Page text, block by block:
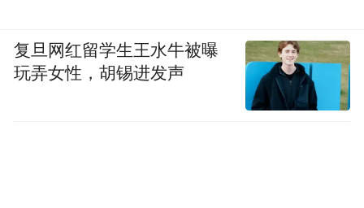
复旦网红留学生王水牛被曝
玩弄女性，胡锡进发声